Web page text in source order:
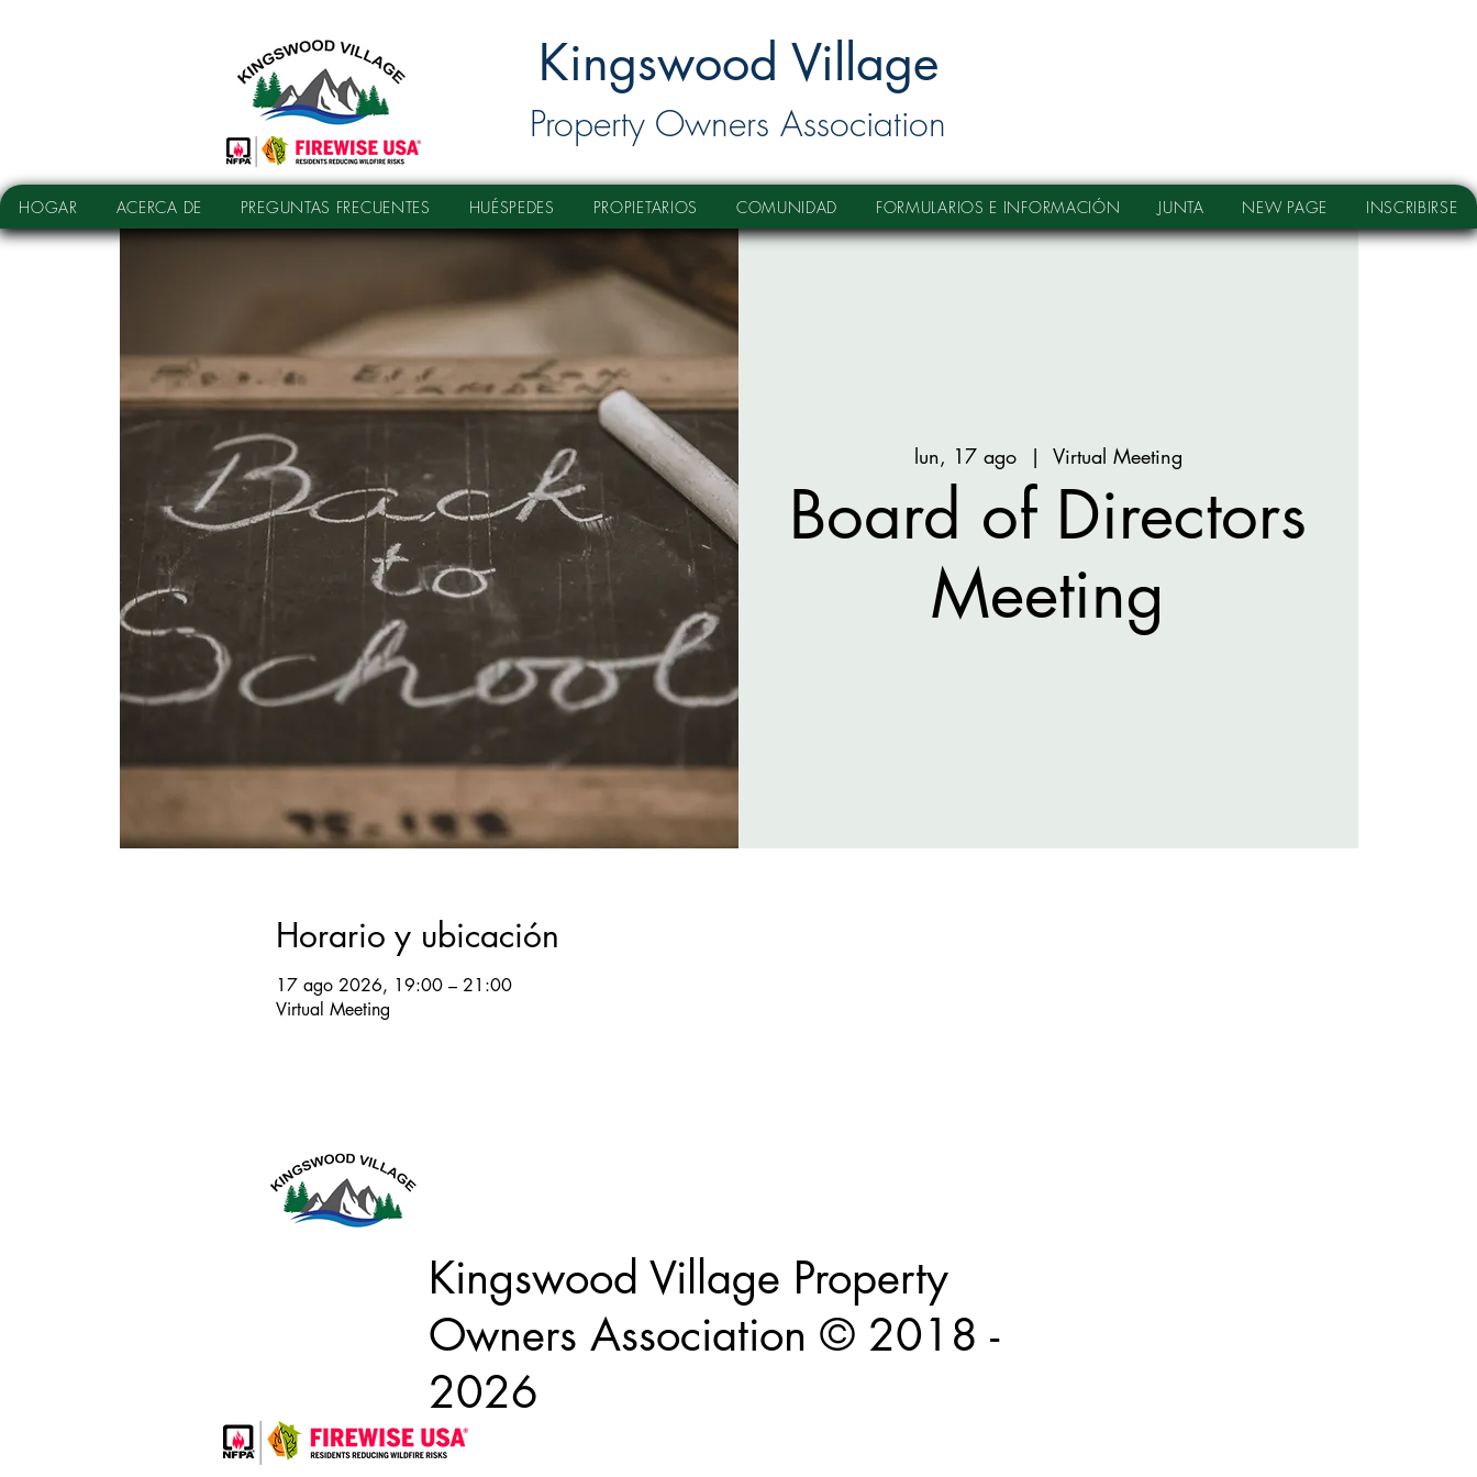
Kingswood Village
Property Owners Association
HOGAR ACERCA DE PREGUNTAS FRECUENTES HUÉSPEDES PROPIETARIOS COMUNIDAD FORMULARIOS E INFORMACIÓN JUNTA NEW PAGE INSCRIBIRSE
lun, 17 ago
  |
Virtual Meeting
Board of Directors
Meeting
Horario y ubicación
17 ago 2026, 19:00 – 21:00
Virtual Meeting
Kingswood Village Property
Owners Association © 2018 -
2026